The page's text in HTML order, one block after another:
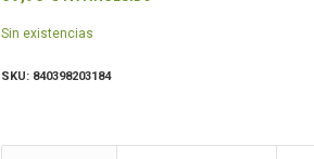
Sin existencias
SKU: 840398203184